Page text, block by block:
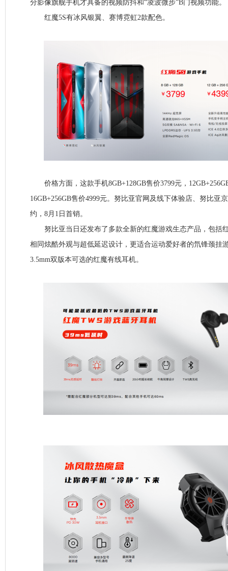
分影像旗舰手机才具备的视频防抖和“凌波微步”B门视频功能。
红魔5S有冰风银翼、赛博霓虹2款配色。
价格方面，这款手机8GB+128GB售价3799元，
16GB+256GB售价4999元。努比亚官网及线下体验店、努比亚
约，8月1日首销。
努比亚当日还发布了多款全新的红魔游戏生态产品，包括
相同炫酷外观与超低延迟设计，更适合运动爱好者的氘锋颈挂
3.5mm双版本可选的红魔有线耳机。